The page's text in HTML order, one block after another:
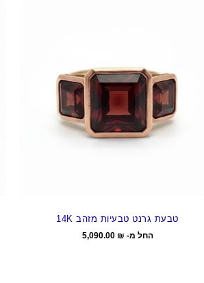
טבעת גרנט טבעיות מזהב 14K
החל מ- 5,090.00 ₪